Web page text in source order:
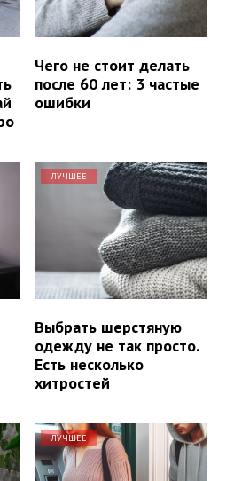
Чего не стоит делать
после 60 лет: 3 частые
ошибки
ЛУЧШЕЕ
Выбрать шерстяную
одежду не так просто.
Есть несколько
хитростей
ЛУЧШЕЕ